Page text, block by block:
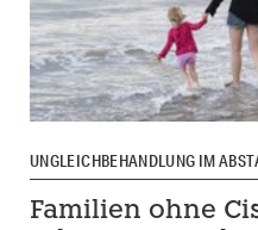
UNGLEICHBEHANDLUNG IM
Familien ohne